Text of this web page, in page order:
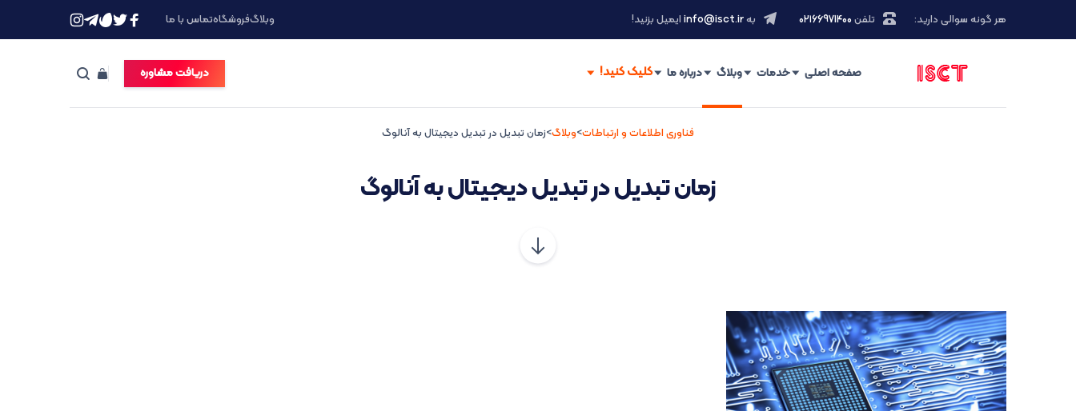
هر گونه سوالی دارید: تلفن ۰۲۱66971400 بهinfo@isct.ir ایمیل بزنید! وبلاگفروشگاهتماس با ما
صفحه اصلی خدمات وبلاگ درباره ما دریافت مشاوره
فناوری اطلاعات و ارتباطات>وبلاگ>زمان تبدیل در تبدیل دیجیتال به آنالوگ
زمان تبدیل در تبدیل دیجیتال به آنالوگ